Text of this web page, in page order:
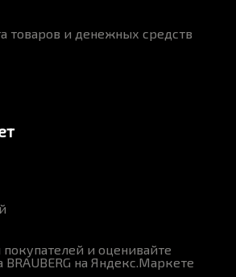
товаров и денежных средств